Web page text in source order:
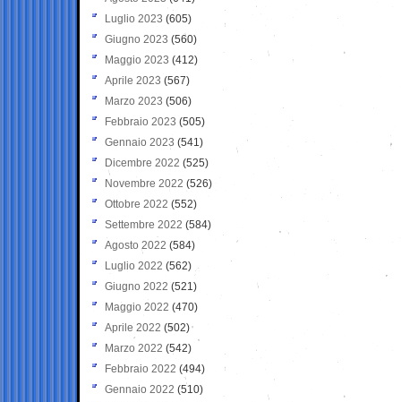
Luglio 2023 (605)
Giugno 2023 (560)
Maggio 2023 (412)
Aprile 2023 (567)
Marzo 2023 (506)
Febbraio 2023 (505)
Gennaio 2023 (541)
Dicembre 2022 (525)
Novembre 2022 (526)
Ottobre 2022 (552)
Settembre 2022 (584)
Agosto 2022 (584)
Luglio 2022 (562)
Giugno 2022 (521)
Maggio 2022 (470)
Aprile 2022 (502)
Marzo 2022 (542)
Febbraio 2022 (494)
Gennaio 2022 (510)